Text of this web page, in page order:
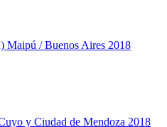
Maipú / Buenos Aires 2018
y Ciudad de Mendoza 2018